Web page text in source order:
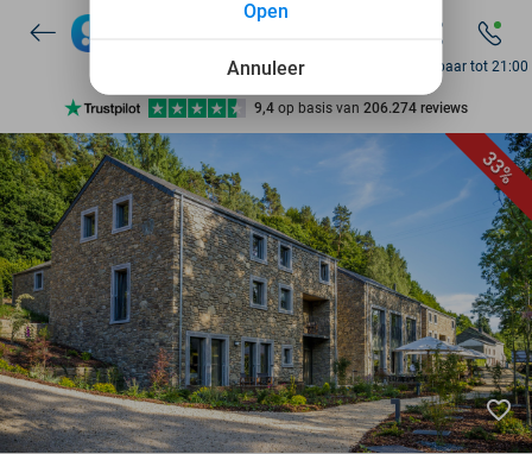
7 dagen per week beschikbaar
10+ miljoen leden
9,4 op basis van 206.274 reviews
7 dagen per week beschikbaar
10+ miljoen leden
Bereikbaar tot 21:00
33%
favorite_border
Annuleer
Open